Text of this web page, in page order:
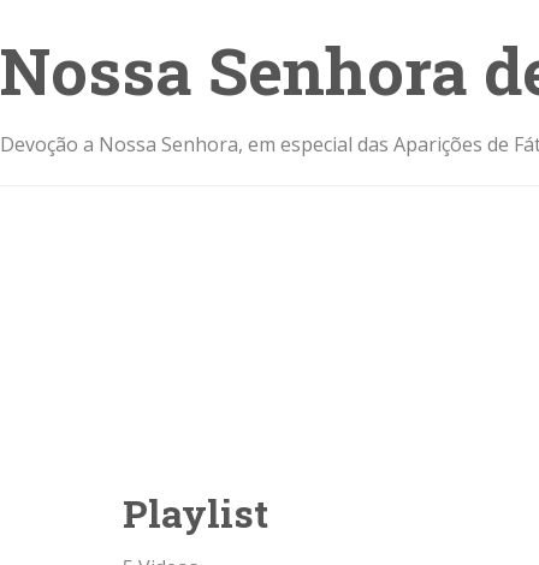
Nossa Senhora
Devoção a Nossa Senhora, em especial das Aparições de
Playlist